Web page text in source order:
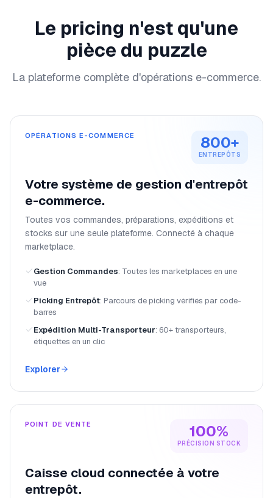
Le pricing n'est qu'une
pièce du puzzle
La plateforme complète d'opérations e-commerce.
OPÉRATIONS E-COMMERCE 800+
ENTREPÔTS
Votre système de gestion d'entrepôt
e-commerce.
Toutes vos commandes, préparations, expéditions et
stocks sur une seule plateforme. Connecté à chaque
marketplace.
Gestion Commandes: Toutes les marketplaces en une
vue
Picking Entrepôt: Parcours de picking vérifiés par code-
barres
Expédition Multi-Transporteur: 60+ transporteurs,
étiquettes en un clic
Explorer
POINT DE VENTE 100%
PRÉCISION STOCK
Caisse cloud connectée à votre
entrepôt.